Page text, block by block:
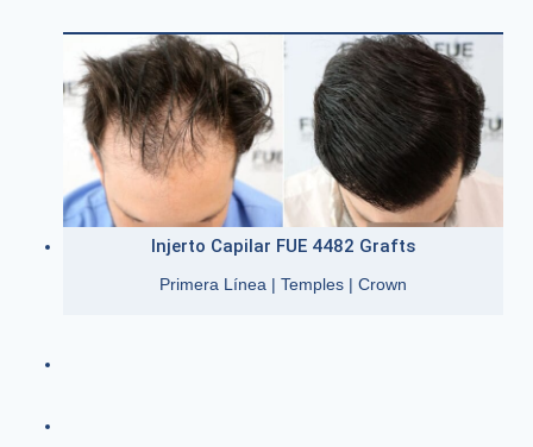
Injerto Capilar FUE 4482 Grafts
Primera Línea | Temples | Crown